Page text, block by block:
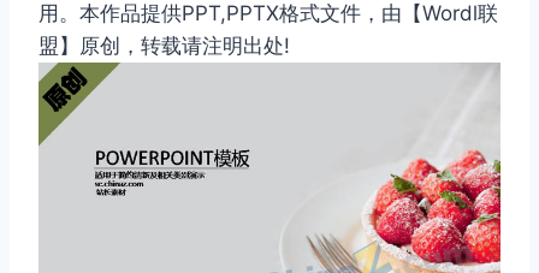
用。本作品提供PPT,PPTX格式文件，由【Wordl联
盟】原创，转载请注明出处!